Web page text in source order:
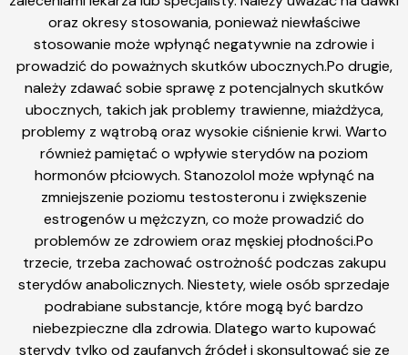
oraz okresy stosowania, ponieważ niewłaściwe
stosowanie może wpłynąć negatywnie na zdrowie i
prowadzić do poważnych skutków ubocznych.Po drugie,
należy zdawać sobie sprawę z potencjalnych skutków
ubocznych, takich jak problemy trawienne, miażdżyca,
problemy z wątrobą oraz wysokie ciśnienie krwi. Warto
również pamiętać o wpływie sterydów na poziom
hormonów płciowych. Stanozolol może wpłynąć na
zmniejszenie poziomu testosteronu i zwiększenie
estrogenów u mężczyzn, co może prowadzić do
problemów ze zdrowiem oraz męskiej płodności.Po
trzecie, trzeba zachować ostrożność podczas zakupu
sterydów anabolicznych. Niestety, wiele osób sprzedaje
podrabiane substancje, które mogą być bardzo
niebezpieczne dla zdrowia. Dlatego warto kupować
sterydy tylko od zaufanych źródeł i skonsultować się ze